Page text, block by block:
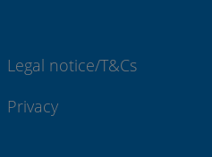
Legal notice/T&Cs
Privacy